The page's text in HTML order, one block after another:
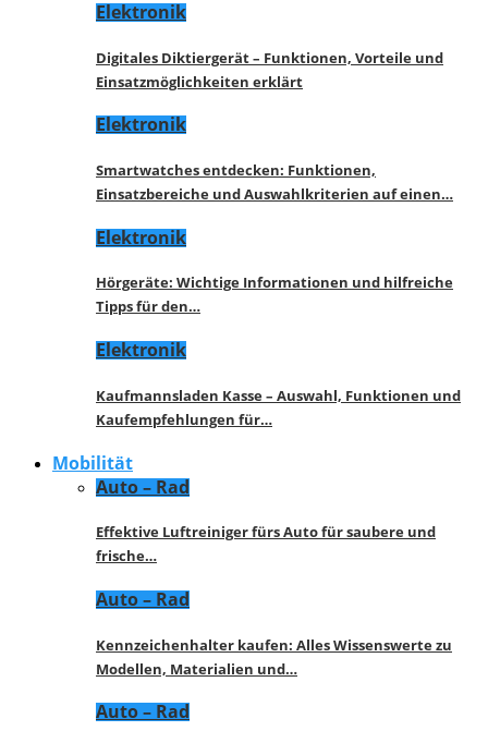
Elektronik
Digitales Diktiergerät – Funktionen, Vorteile und
Einsatzmöglichkeiten erklärt
Elektronik
Smartwatches entdecken: Funktionen,
Einsatzbereiche und Auswahlkriterien auf einen…
Elektronik
Hörgeräte: Wichtige Informationen und hilfreiche
Tipps für den…
Elektronik
Kaufmannsladen Kasse – Auswahl, Funktionen und
Kaufempfehlungen für…
Mobilität
Auto – Rad
Effektive Luftreiniger fürs Auto für saubere und
frische…
Auto – Rad
Kennzeichenhalter kaufen: Alles Wissenswerte zu
Modellen, Materialien und…
Auto – Rad